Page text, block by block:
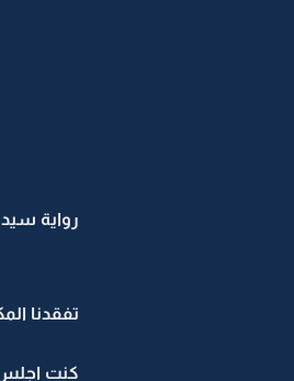
رواية سيدة
تفقدنا
كنت اجلس